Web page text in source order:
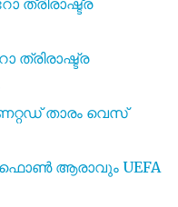
താരം വെസ്
ആരാവും UEFA